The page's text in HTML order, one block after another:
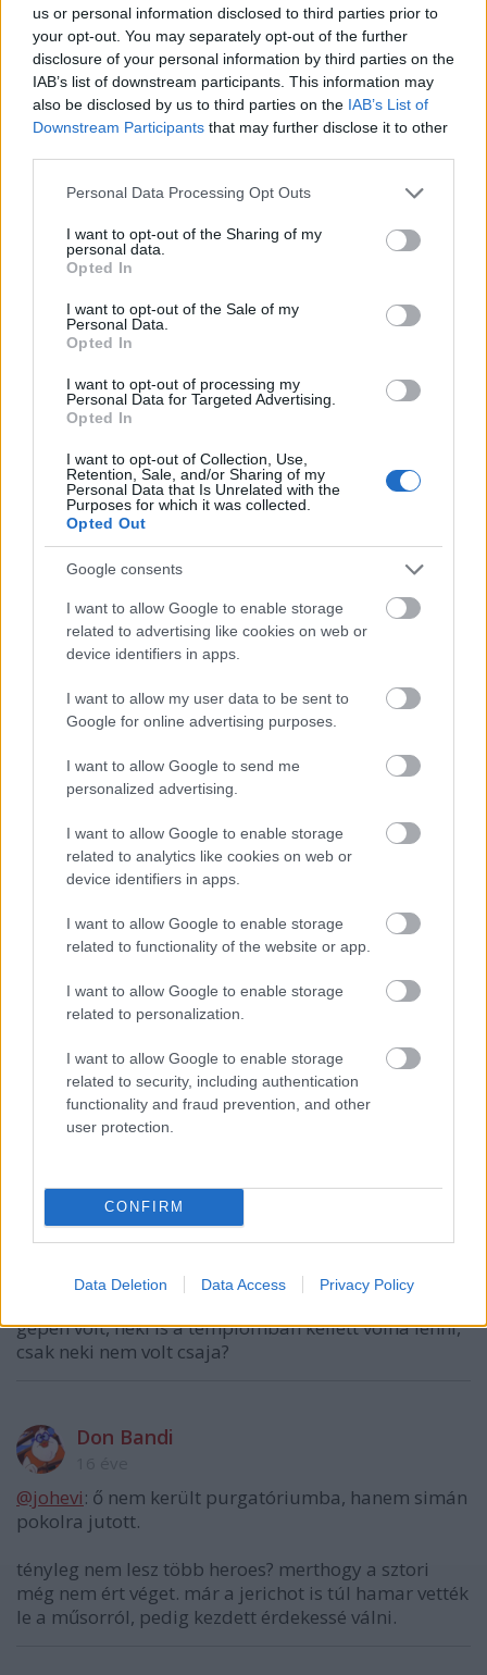
us or personal information disclosed to third parties prior to
your opt-out. You may separately opt-out of the further
disclosure of your personal information by third parties on the
IAB’s list of downstream participants. This information may
also be disclosed by us to third parties on the IAB’s List of
Downstream Participants that may further disclose it to other
Please note that this website/app uses one or more Google
not limited to your visit or usage behaviour. You may click to
grant or deny consent to Google and its third-party tags to
use your data for below specified purposes in below Google
consent section.
Personal Data Processing Opt Outs
I want to opt-out of the Sharing of my
personal data.
Opted In
I want to opt-out of the Sale of my
Personal Data.
Opted In
I want to opt-out of processing my
Personal Data for Targeted Advertising.
Opted In
I want to opt-out of Collection, Use,
Retention, Sale, and/or Sharing of my
Personal Data that Is Unrelated with the
Purposes for which it was collected.
Opted Out
Google consents
I want to allow Google to enable storage
related to advertising like cookies on web or
device identifiers in apps.
I want to allow my user data to be sent to
Google for online advertising purposes.
I want to allow Google to send me
personalized advertising.
I want to allow Google to enable storage
related to analytics like cookies on web or
device identifiers in apps.
I want to allow Google to enable storage
related to functionality of the website or app.
I want to allow Google to enable storage
related to personalization.
I want to allow Google to enable storage
related to security, including authentication
functionality and fraud prevention, and other
user protection.
CONFIRM
Data Deletion Data Access Privacy Policy
@johevi: :-) Nem, de az se lenne rossz. Ő Jimmy
Kimmel, a búcsúztató talkshow vezetője, egy
felismerhetetlenségig hülyén álló frizurával és/vagy
parókával.
16 éve
@johevi: Igen.
Thrasher
16 éve
egyébként kár, hogy ennyire rövid volt ez a Kimmel
special, jó lett volna még fél óra, mert pl. Jeremy
Davis megszólalt egyszer, aztán csoki.
RobinGood
16 éve
@holnaPinap: és még mindig vannak ilyen
szerencsétlenek basszus
RobinGood
16 éve
üzenete, hogy az eltelt idő alatt alig többen töltötték
a Heroes mint a Lostot, úgy, hogy az egyik
16 éve
nézni egy kis buherálással...amatőrök
sigmase7en
16 éve
@überplankton: ügyes vagy, most menj és rejszolj
johevi
gépen volt, neki is a templomban kellett volna lenni,
csak neki nem volt csaja?
Don Bandi
@johevi: ő nem került purgatóriumba, hanem simán
pokolra jutott.
tényleg nem lesz több heroes? merthogy a sztori
még nem ért véget. már a jerichot is túl hamar vették
le a műsorról, pedig kezdett érdekessé válni.